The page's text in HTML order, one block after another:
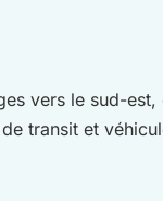
vers le sud-est,
transit et